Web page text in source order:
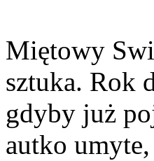
Miętowy
sztuka. Rok
gdyby już
autko